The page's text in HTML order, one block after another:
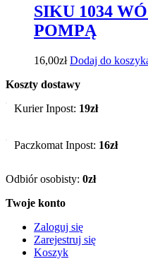
SIKU 1034
POMPĄ
16,00zł Dodaj do
Koszty dostawy
Kurier Inpost: 19zł
Paczkomat Inpost: 16zł
Odbiór osobisty: 0zł
Twoje konto
Zaloguj się
Zarejestruj się
Koszyk